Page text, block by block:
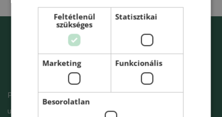
Proiectarea, fabricarea si montarea silozurilor,
uscatoarelor si selectoarelor pentru cereale.
Feltétlenül
szükséges
Statisztikai
Marketing Funkcionális
Besorolatlan